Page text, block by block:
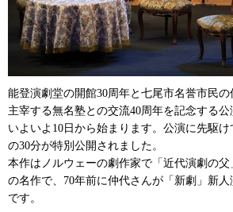
能登演劇堂の開館30周年と七尾市名誉市民
主宰する無名塾との交流40周年を記念する公
いよいよ10日から始まります。公演に先駆
の30分が特別公開されました。
本作はノルウェーの劇作家で「近代演劇の
の名作で、70年前に仲代さんが「新劇」新
です。